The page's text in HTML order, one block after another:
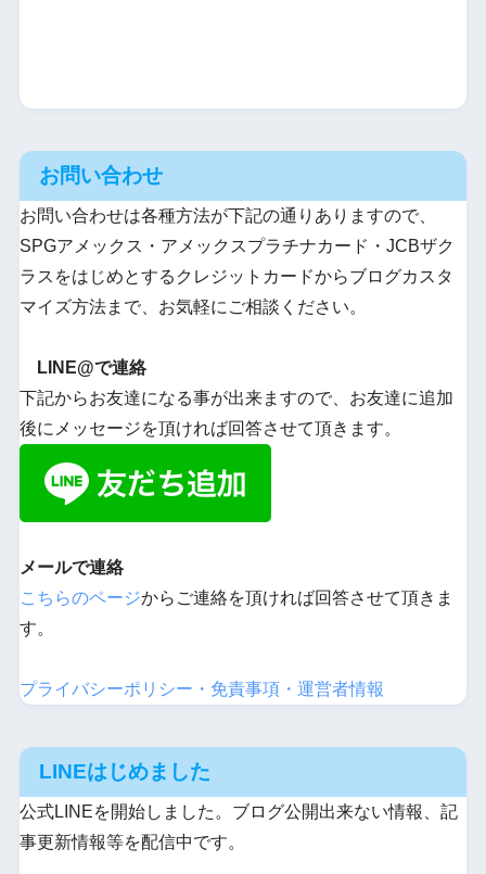
お問い合わせ
お問い合わせは各種方法が下記の通りありますので、
SPGアメックス・アメックスプラチナカード・JCBザク
ラスをはじめとするクレジットカードからブログカスタ
マイズ方法まで、お気軽にご相談ください。
LINE@で連絡
下記からお友達になる事が出来ますので、お友達に追加
後にメッセージを頂ければ回答させて頂きます。
メールで連絡
こちらのページからご連絡を頂ければ回答させて頂きま
す。
プライバシーポリシー・免責事項・運営者情報
LINEはじめました
公式LINEを開始しました。ブログ公開出来ない情報、記
事更新情報等を配信中です。